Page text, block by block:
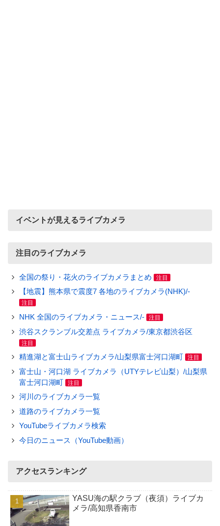
イベントが見えるライブカメラ
注目のライブカメラ
全国の祭り・花火のライブカメラまとめ 注目
【地震】熊本県で震度7 各地のライブカメラ(NHK)/-
注目
NHK 全国のライブカメラ・ニュース/- 注目
渋谷スクランブル交差点 ライブカメラ/東京都渋谷区
注目
精進湖と富士山ライブカメラ/山梨県富士河口湖町 注目
富士山・河口湖 ライブカメラ（UTYテレビ山梨）/山梨県
富士河口湖町
注目
河川のライブカメラ一覧
道路のライブカメラ一覧
YouTubeライブカメラ検索
今日のニュース（YouTube動画）
アクセスランキング
YASU海の駅クラブ（夜須）ライブカ
メラ/高知県香南市